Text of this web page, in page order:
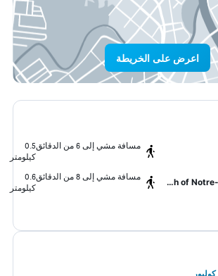
اعرض على الخريطة
مسافة مشي إلى 6 من الدقائق
0.5
كيلومتر
Church of Notre-Dame-des-Anges
مسافة مشي إلى 8 من الدقائق
0.6
كيلومتر